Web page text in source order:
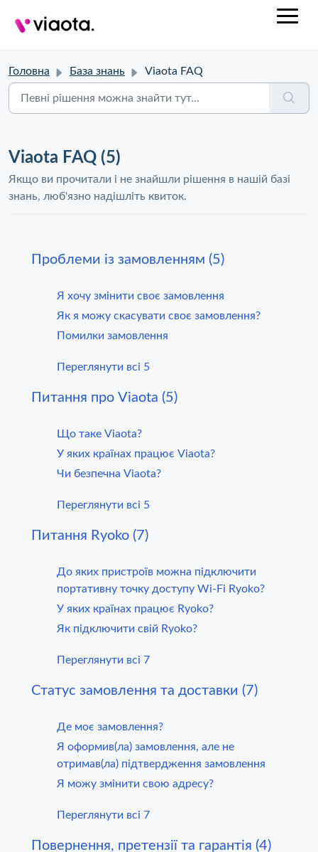
Головна База знань Viaota FAQ
Viaota FAQ (5)
Якщо ви прочитали і не знайшли рішення в нашій базі
знань, люб'язно надішліть квиток.
Проблеми із замовленням (5)
Я хочу змінити своє замовлення
Як я можу скасувати своє замовлення?
Помилки замовлення
Переглянути всі 5
Питання про Viaota (5)
Що таке Viaota?
У яких країнах працює Viaota?
Чи безпечна Viaota?
Переглянути всі 5
Питання Ryoko (7)
До яких пристроїв можна підключити
портативну точку доступу Wi-Fi Ryoko?
У яких країнах працює Ryoko?
Як підключити свій Ryoko?
Переглянути всі 7
Статус замовлення та доставки (7)
Де моє замовлення?
Я оформив(ла) замовлення, але не
отримав(ла) підтвердження замовлення
Я можу змінити свою адресу?
Переглянути всі 7
Повернення, претензії та гарантія (4)